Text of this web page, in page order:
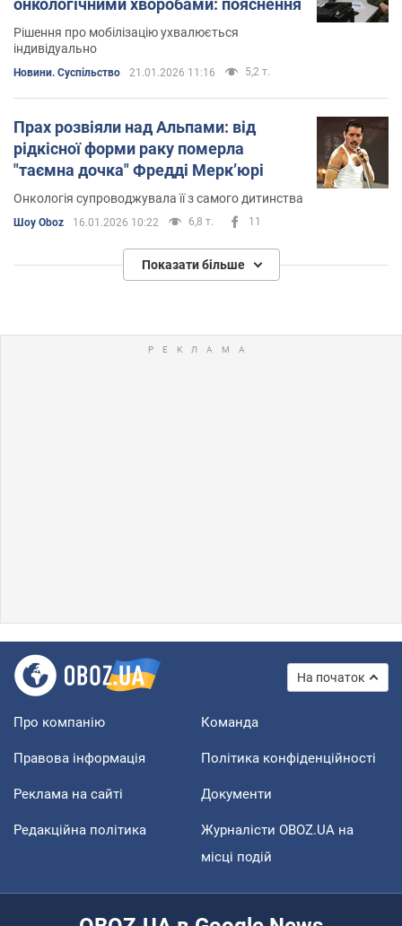
онкологічними хворобами: пояснення
Рішення про мобілізацію ухвалюється
індивідуально
Новини. Суспільство 21.01.2026 11:16 5,2 т.
Прах розвіяли над Альпами: від
рідкісної форми раку померла
"таємна дочка" Фредді Мерк’юрі
Онкологія супроводжувала її з самого дитинства
Шоу Oboz 16.01.2026 10:22 6,8 т. 11
Показати більше
На початок
Про компанію Команда
Правова інформація Політика конфіденційності
Реклама на сайті Документи
Редакційна політика
Журналісти OBOZ.UA на
місці подій